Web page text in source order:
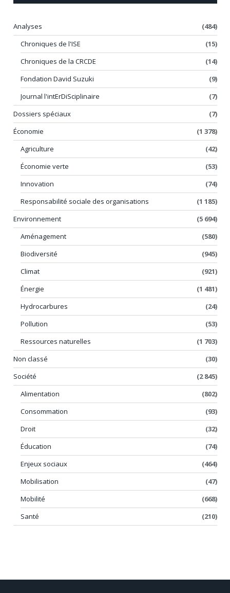
Analyses
(484)
Chroniques de l'ISE
(15)
Chroniques de la CRCDE
(14)
Fondation David Suzuki
(9)
Journal l'intErDiSciplinaire
(7)
Dossiers spéciaux
(7)
Économie
(1 378)
Agriculture
(42)
Économie verte
(53)
Innovation
(74)
Responsabilité sociale des organisations
(1 185)
Environnement
(5 694)
Aménagement
(580)
Biodiversité
(945)
Climat
(921)
Énergie
(1 481)
Hydrocarbures
(24)
Pollution
(53)
Ressources naturelles
(1 703)
Non classé
(30)
Société
(2 845)
Alimentation
(802)
Consommation
(93)
Droit
(32)
Éducation
(74)
Enjeux sociaux
(464)
Mobilisation
(47)
Mobilité
(668)
Santé
(210)